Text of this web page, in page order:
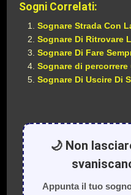
Sogni Correlati:
Sognare Strada Con
Sognare Di Ritrovare
Sognare Di Fare
Sognare di
Sognare Di Uscire Di
🌙 Non
Appunta il tuo